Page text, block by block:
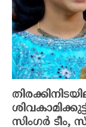
സിംഗർ ടീം,